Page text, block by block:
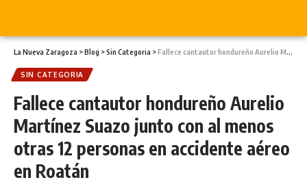
La Nueva Zaragoza >Blog >Sin Categoria >Fallece cantautor hondureño Aurelio Martínez Suazo junto con al menos otras 12 personas en accidente aéreo en Roatán
SIN CATEGORIA
Fallece cantautor hondureño Aurelio
Martínez Suazo junto con al menos
otras 12 personas en accidente aéreo
en Roatán